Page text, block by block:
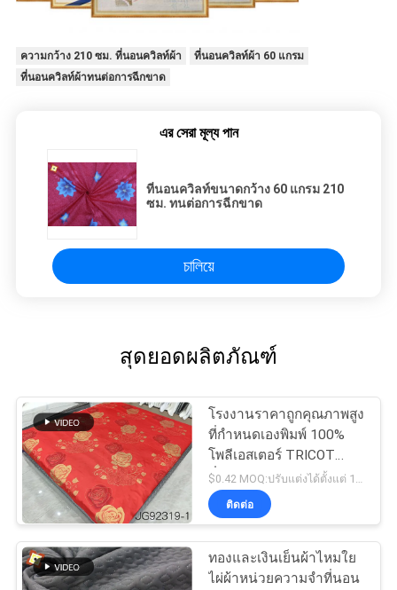
ความกว้าง 210 ซม. ที่นอนควิลท์ผ้า
ที่นอนควิลท์ผ้า 60 แกรม
ที่นอนควิลท์ผ้าทนต่อการฉีกขาด
এর সেরা মূল্য পান
ที่นอนควิลท์ขนาดกว้าง 60 แกรม 210
ซม. ทนต่อการฉีกขาด
চালিয়ে
สุดยอดผลิตภัณฑ์
โรงงานราคาถูกคุณภาพสูง
ที่กำหนดเองพิมพ์ 100%
โพลีเอสเตอร์ TRICOT
ที่นอนผ้า
$0.42 MOQ:ปรับแต่งได้ตั้งแต่ 1,000 เมตรต่อการออกแบบ
ติดต่อ
ทองและเงินเย็นผ้าไหมใย
ไผ่ผ้าหน่วยความจำที่นอน